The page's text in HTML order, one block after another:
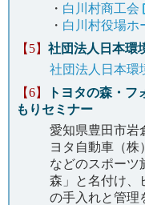
・ 白川村商工会
・ 白川村役場ホ
【5】 社団法人日本環
社団法人日本環
【6】
トヨタの森・
もりセミナー
愛知県豊田市岩
ヨタ自動車（株
などのスポーツ
森」と名付け、
の手入れと管理